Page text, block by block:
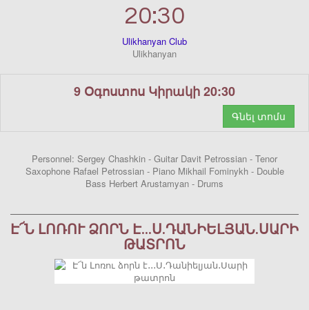
20:30
Ulikhanyan Club
Ulikhanyan
9 Օգոստոս Կիրակի 20:30
Գնել տոմս
Personnel: Sergey Chashkin - Guitar Davit Petrossian - Tenor
Saxophone Rafael Petrossian - Piano Mikhail Fominykh - Double
Bass Herbert Arustamyan - Drums
Է՜Ն ԼՈՌՈՒ ՁՈՐՆ Է․․․Ս․ԴԱՆԻԵԼՅԱՆ․ՍԱՐԻ
ԹԱՏՐՈՆ